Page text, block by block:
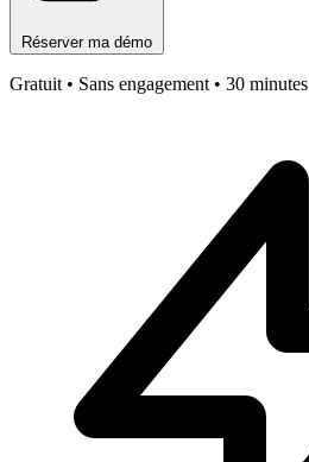
Réserver ma démo
Gratuit • Sans engagement • 30 minutes